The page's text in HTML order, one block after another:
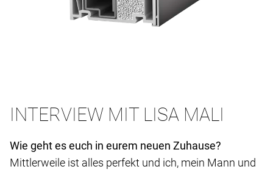
INTERVIEW MIT LISA MALI
Wie geht es euch in eurem neuen Zuhause?
Mittlerweile ist alles perfekt und ich, mein Mann und